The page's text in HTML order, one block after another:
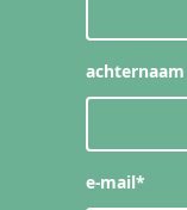
achternaam
e-mail*